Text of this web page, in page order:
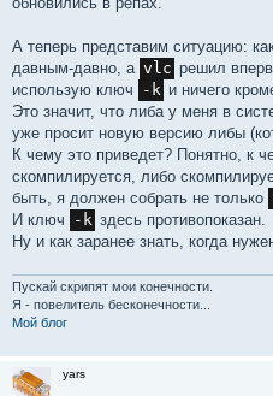
А теперь представим ситуацию:
давным-давно, а vlc решил
использую ключ
-k и ничего
Это значит, что либа у меня в
уже просит новую версию либы
К чему это приведет? Понятно, к
скомпилируется, либо
быть, я должен собрать не только
И ключ
-k здесь противопоказан.
Ну и как заранее знать, когда
Пускай скрипят мои конечности.
Я - повелитель бесконечности...
Мой блог
yars